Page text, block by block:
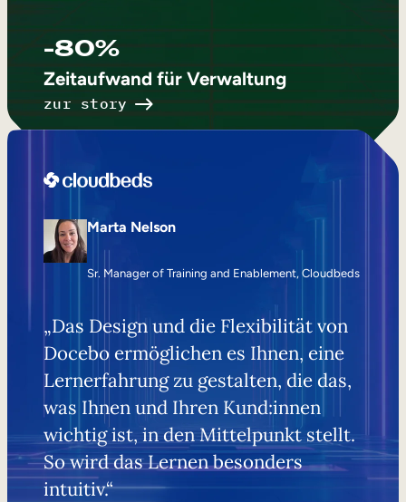
-80%
Zeitaufwand für Verwaltung
zur story
Marta Nelson
Sr. Manager of Training and Enablement, Cloudbeds
„Das Design und die Flexibilität von
Docebo ermöglichen es Ihnen, eine
Lernerfahrung zu gestalten, die das,
was Ihnen und Ihren Kund:innen
wichtig ist, in den Mittelpunkt stellt.
So wird das Lernen besonders
intuitiv.“